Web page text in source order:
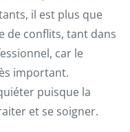
il est plus que
de conflits, tant dans
car le
important.
puisque la
et se soigner.